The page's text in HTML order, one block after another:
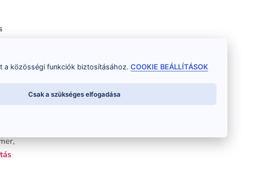
az
a közösségi funkciók biztosításához.COOKIE BEÁLLÍTÁSOK
Csak a szükséges elfogadása